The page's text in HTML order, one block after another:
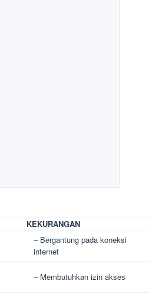
KEKURANGAN
– Bergantung pada koneksi
internet
– Membutuhkan izin akses